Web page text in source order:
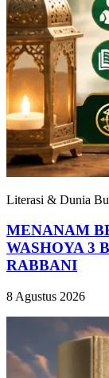
Literasi & Dunia
MENANAM
WASHOYA 3
RABBANI
8 Agustus 2026